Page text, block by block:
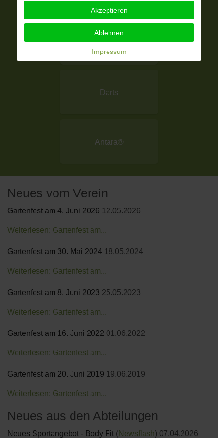
Kinderturnen
Darts
Antara®
Neues vom Verein
Gartenfest am 4. Juni 2026 12.05.2026
Weiterlesen: Gartenfest am...
Gartenfest am 30. Mai 2024 18.05.2024
Weiterlesen: Gartenfest am...
Gartenfest am 8. Juni 2023 25.05.2023
Weiterlesen: Gartenfest am...
Gartenfest am 16. Juni 2022 01.06.2022
Weiterlesen: Gartenfest am...
Gartenfest am 20. Juni 2019 19.06.2019
Weiterlesen: Gartenfest am...
Neues aus den Abteilungen
Neues Sportangebot - Body Fit (Newsflash) 07.04.2026
Akzeptieren
Ablehnen
Impressum